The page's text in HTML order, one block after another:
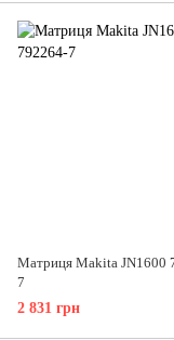
Матриця Makita JN1600
7
2 831 грн